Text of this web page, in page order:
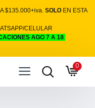
$135.000+iva. SOLOEN ESTA
CELULAR
AGO 7 A 18
0